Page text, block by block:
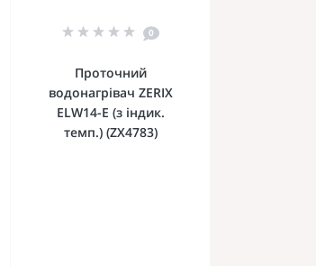
0
Проточний
водонагрівач ZERIX
ELW14-E (з індик.
темп.) (ZX4783)